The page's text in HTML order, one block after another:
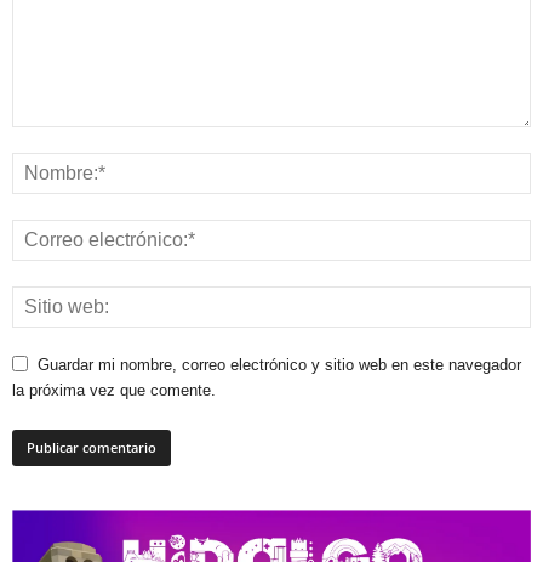
Guardar mi nombre, correo electrónico y sitio web en este navegador
la próxima vez que comente.